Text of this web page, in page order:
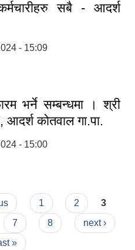
सबै - आदर्श
- 15:09
भर्ने सम्बन्धमा । श्री
आदर्श कोतवाल गा.पा.
- 15:00
1 2
3
7 8
next ›
»